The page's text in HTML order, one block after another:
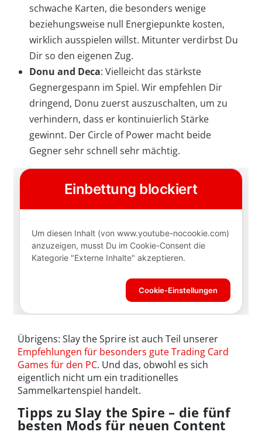
schwache Karten, die besonders wenige
beziehungsweise null Energiepunkte kosten,
wirklich ausspielen willst. Mitunter verdirbst Du
Dir so den eigenen Zug.
Donu and Deca: Vielleicht das stärkste
Gegnergespann im Spiel. Wir empfehlen Dir
dringend, Donu zuerst auszuschalten, um zu
verhindern, dass er kontinuierlich Stärke
gewinnt. Der Circle of Power macht beide
Gegner sehr schnell sehr mächtig.
Übrigens: Slay the Sprire ist auch Teil unserer
Empfehlungen für besonders gute Trading Card
Games für den PC. Und das, obwohl es sich
eigentlich nicht um ein traditionelles
Sammelkartenspiel handelt.
Tipps zu Slay the Spire – die fünf
besten Mods für neuen Content